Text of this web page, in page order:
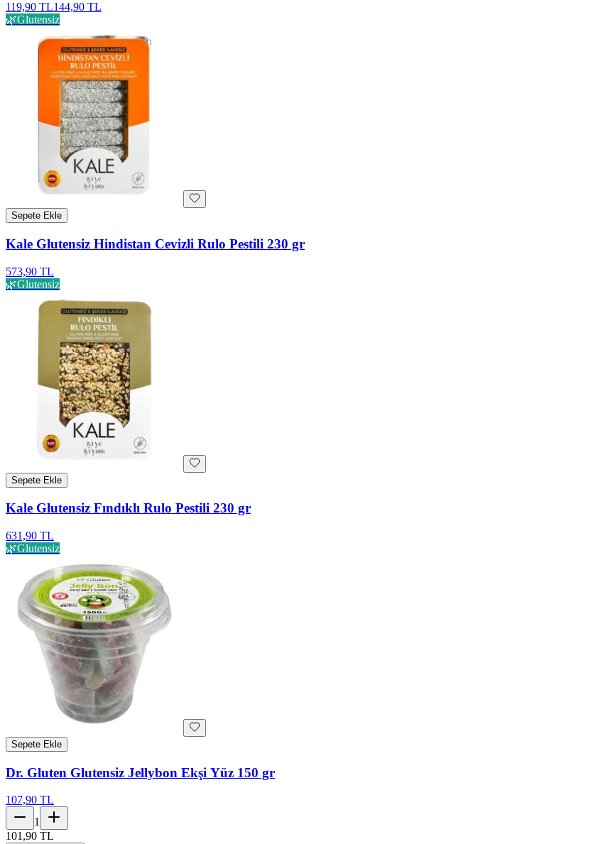
119,90 TL144,90 TL
🌿Glutensiz
Sepete Ekle
Kale Glutensiz Hindistan Cevizli Rulo Pestili 230 gr
573,90 TL
🌿Glutensiz
Sepete Ekle
Kale Glutensiz Fındıklı Rulo Pestili 230 gr
631,90 TL
🌿Glutensiz
Sepete Ekle
Dr. Gluten Glutensiz Jellybon Ekşi Yüz 150 gr
107,90 TL
1
101,90 TL